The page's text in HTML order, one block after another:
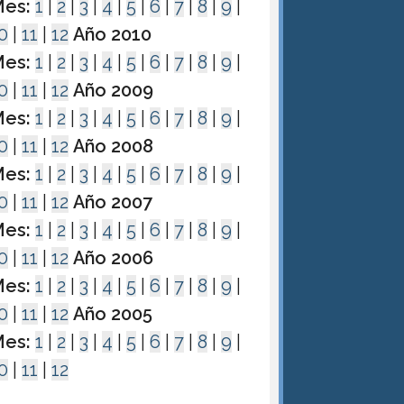
1 2 3 4 5 |6 7 |8 |9
|11 |12 Año 2010
1 2 3 4 5 |6 7 |8 |9
|11 |12 Año 2009
1 2 3 4 5 |6 7 |8 |9
|11 |12 Año 2008
1 2 3 4 5 |6 7 |8 |9
|11 |12 Año 2007
1 2 3 4 5 |6 7 |8 |9
|11 |12 Año 2006
1 2 3 4 5 |6 7 |8 |9
|11 |12 Año 2005
1 2 3 4 5 |6 7 |8 |9
|11 |12